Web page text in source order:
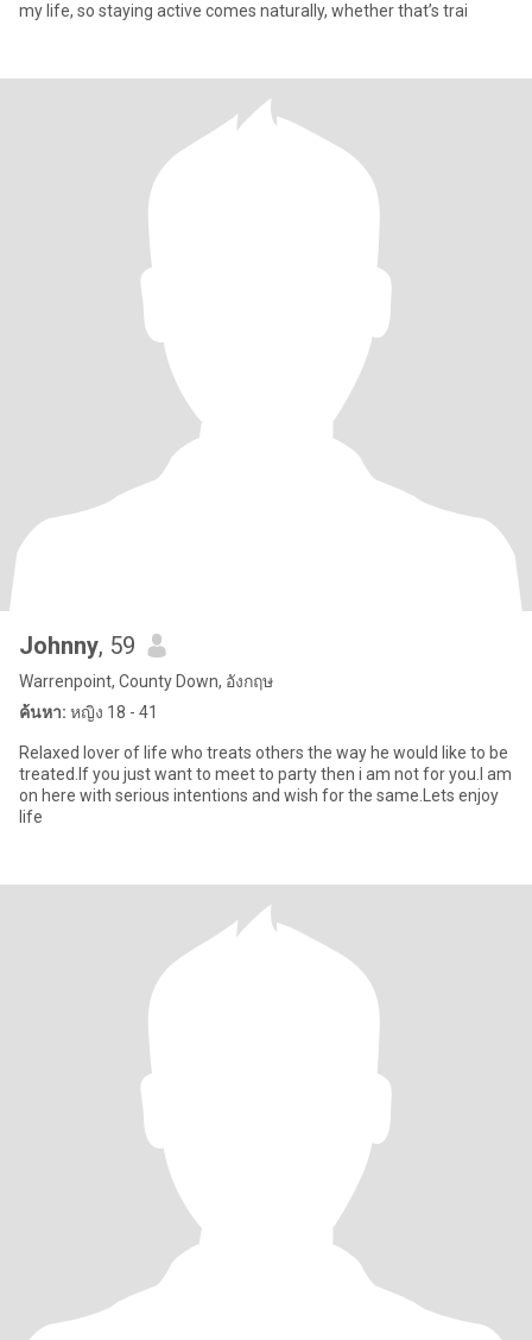
my life, so staying active comes naturally, whether that’s trai
Johnny, 59
Warrenpoint, County Down, อังกฤษ
ค้นหา: หญิง 18 - 41
Relaxed lover of life who treats others the way he would like to be
treated.If you just want to meet to party then i am not for you.I am
on here with serious intentions and wish for the same.Lets enjoy
life